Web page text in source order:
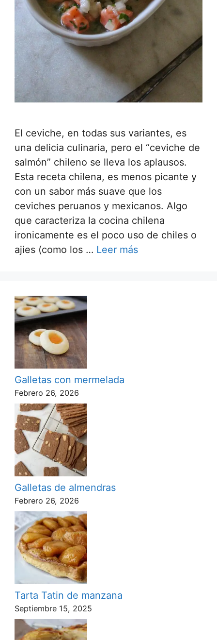
El ceviche, en todas sus variantes, es
una delicia culinaria, pero el “ceviche de
salmón” chileno se lleva los aplausos.
Esta receta chilena, es menos picante y
con un sabor más suave que los
ceviches peruanos y mexicanos. Algo
que caracteriza la cocina chilena
ironicamente es el poco uso de chiles o
ajies (como los … Leer más
Galletas con mermelada
Febrero 26, 2026
Galletas de almendras
Febrero 26, 2026
Tarta Tatin de manzana
Septiembre 15, 2025